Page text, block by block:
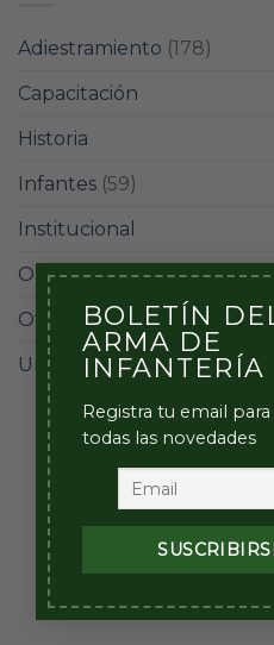
BOLETÍN
ARMA DE
INFANTERÍA
Registra tu email
todas las novedades
Adiestramiento (178)
Capacitación
Historia
Infantes (59)
Institucional
Operacional(98)
Otros
(12)
Unidades